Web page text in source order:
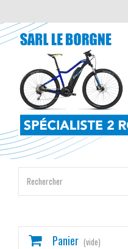
Panier (vide)